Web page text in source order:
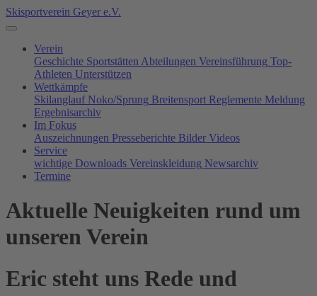
Skisportverein Geyer e.V.
Verein
Geschichte Sportstätten Abteilungen Vereinsführung Top-
Athleten Unterstützen
Wettkämpfe
Skilanglauf Noko/Sprung Breitensport Reglemente Meldung
Ergebnisarchiv
Im Fokus
Auszeichnungen Presseberichte Bilder Videos
Service
wichtige Downloads Vereinskleidung Newsarchiv
Termine
Aktuelle Neuigkeiten rund um
unseren Verein
Eric steht uns Rede und